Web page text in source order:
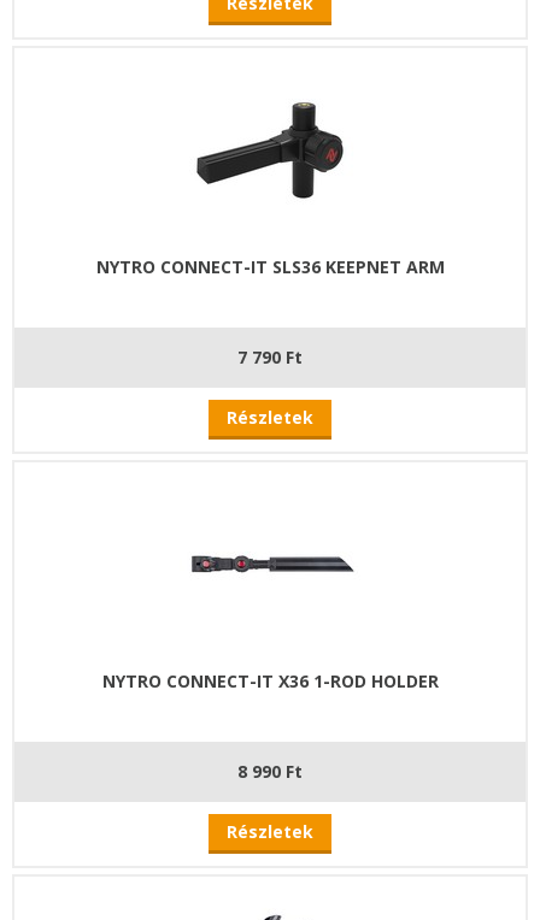
NYTRO CONNECT-IT SLS36 KEEPNET ARM
7 790 Ft
Részletek
NYTRO CONNECT-IT X36 1-ROD HOLDER
8 990 Ft
Részletek